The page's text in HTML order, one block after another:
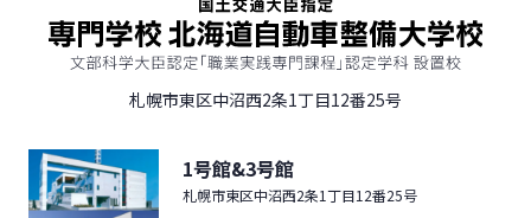
札幌市東区中沼西2条1丁目12番25号
1号館&3号館
札幌市東区中沼西2条1丁目12番25号